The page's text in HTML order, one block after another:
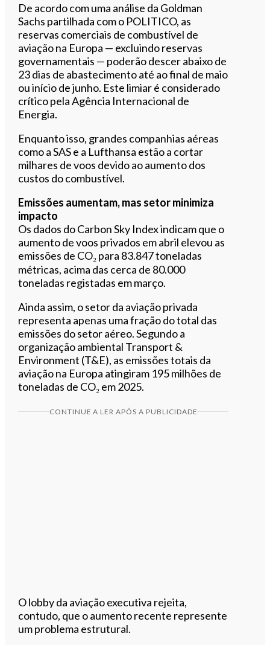
De acordo com uma análise da Goldman
Sachs partilhada com o POLITICO, as
reservas comerciais de combustível de
aviação na Europa — excluindo reservas
governamentais — poderão descer abaixo de
23 dias de abastecimento até ao final de maio
ou início de junho. Este limiar é considerado
crítico pela Agência Internacional de
Energia.
Enquanto isso, grandes companhias aéreas
como a SAS e a Lufthansa estão a cortar
milhares de voos devido ao aumento dos
custos do combustível.
Emissões aumentam, mas setor minimiza
impacto
Os dados do Carbon Sky Index indicam que o
aumento de voos privados em abril elevou as
emissões de CO₂ para 83.847 toneladas
métricas, acima das cerca de 80.000
toneladas registadas em março.
Ainda assim, o setor da aviação privada
representa apenas uma fração do total das
emissões do setor aéreo. Segundo a
organização ambiental Transport &
Environment (T&E), as emissões totais da
aviação na Europa atingiram 195 milhões de
toneladas de CO₂ em 2025.
CONTINUE A LER APÓS A PUBLICIDADE
O lobby da aviação executiva rejeita,
contudo, que o aumento recente represente
um problema estrutural.